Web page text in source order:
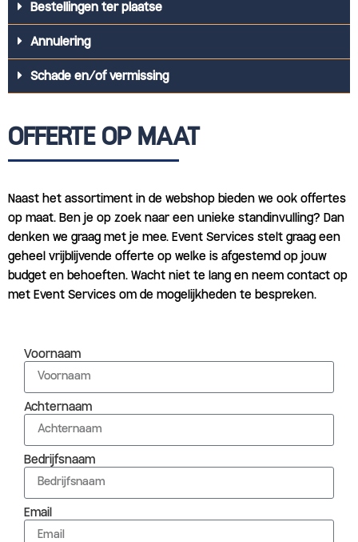
Bestellingen ter plaatse
Annulering
Schade en/of vermissing
OFFERTE OP MAAT
Naast het assortiment in de webshop bieden we ook offertes
op maat. Ben je op zoek naar een unieke standinvulling? Dan
denken we graag met je mee. Event Services stelt graag een
geheel vrijblijvende offerte op welke is afgestemd op jouw
budget en behoeften. Wacht niet te lang en neem contact op
met Event Services om de mogelijkheden te bespreken.
Voornaam
Achternaam
Bedrijfsnaam
Email